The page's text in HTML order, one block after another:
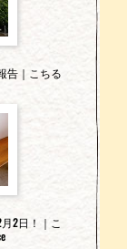
告｜こちる
2日！｜こ